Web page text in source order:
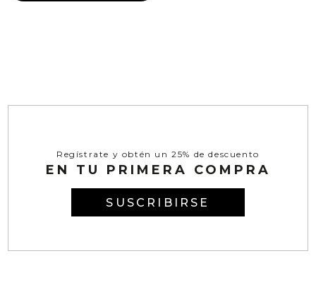
Regístrate y obtén un 25% de descuento
EN TU PRIMERA COMPRA
SUSCRIBIRSE